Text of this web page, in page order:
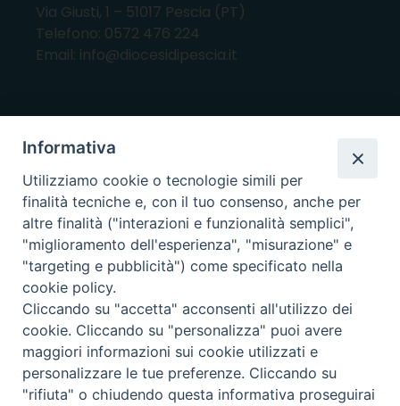
Via Giusti, 1 – 51017 Pescia (PT)
Telefono: 0572 476 224
Email: info@diocesidipescia.it
ORARI E GIORNI DI APERTURA
10.00 alle 12.00
UFFICI ECONOMATO E AMMINISTRAZIONE Lunedì e
Mercoledì, dalle 10.00 alle 12.30
UFFICIO BENI CULTURALI Lunedì, Mercoledì,
Venerdì, dalle 10.00 alle 12.30
i nostri social
Informativa
Utilizziamo cookie o tecnologie simili per
finalità tecniche e, con il tuo consenso, anche per
altre finalità ("interazioni e funzionalità semplici",
"miglioramento dell'esperienza", "misurazione" e
"targeting e pubblicità") come specificato nella
cookie policy.
Cliccando su "accetta" acconsenti all'utilizzo dei
cookie. Cliccando su "personalizza" puoi avere
maggiori informazioni sui cookie utilizzati e
personalizzare le tue preferenze. Cliccando su
"rifiuta" o chiudendo questa informativa proseguirai